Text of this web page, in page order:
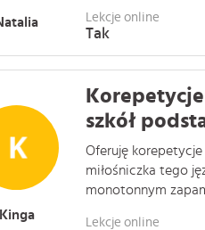
Lekcje online
Tak
szkół
Oferuję
miłośniczka tego
monotonnym
Lekcje online